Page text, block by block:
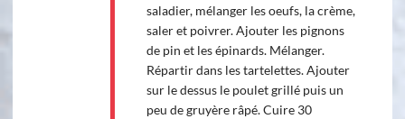
saladier, mélanger les oeufs, la crème,
saler et poivrer. Ajouter les pignons
de pin et les épinards. Mélanger.
Répartir dans les tartelettes. Ajouter
sur le dessus le poulet grillé puis un
peu de gruyère râpé. Cuire 30